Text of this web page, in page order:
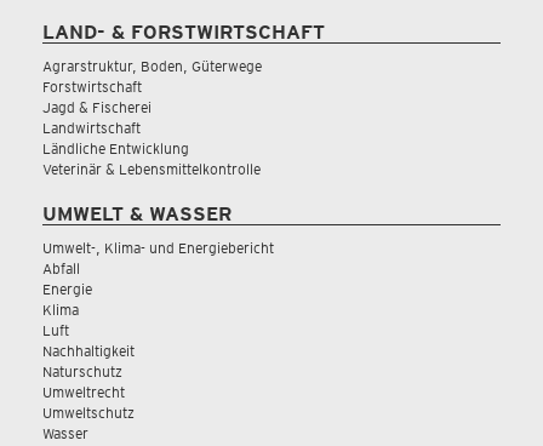
LAND- & FORSTWIRTSCHAFT
Agrarstruktur, Boden, Güterwege
Forstwirtschaft
Jagd & Fischerei
Landwirtschaft
Ländliche Entwicklung
Veterinär & Lebensmittelkontrolle
UMWELT & WASSER
Umwelt-, Klima- und Energiebericht
Abfall
Energie
Klima
Luft
Nachhaltigkeit
Naturschutz
Umweltrecht
Umweltschutz
Wasser